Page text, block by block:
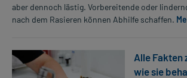
aber dennoch lästig. Vorbereitende oder
nach dem Rasieren können Abhilfe schaffen.
Alle Fakten
wie sie